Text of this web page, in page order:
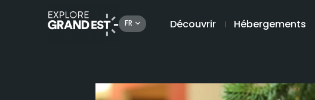
FR Découvrir Hébergements